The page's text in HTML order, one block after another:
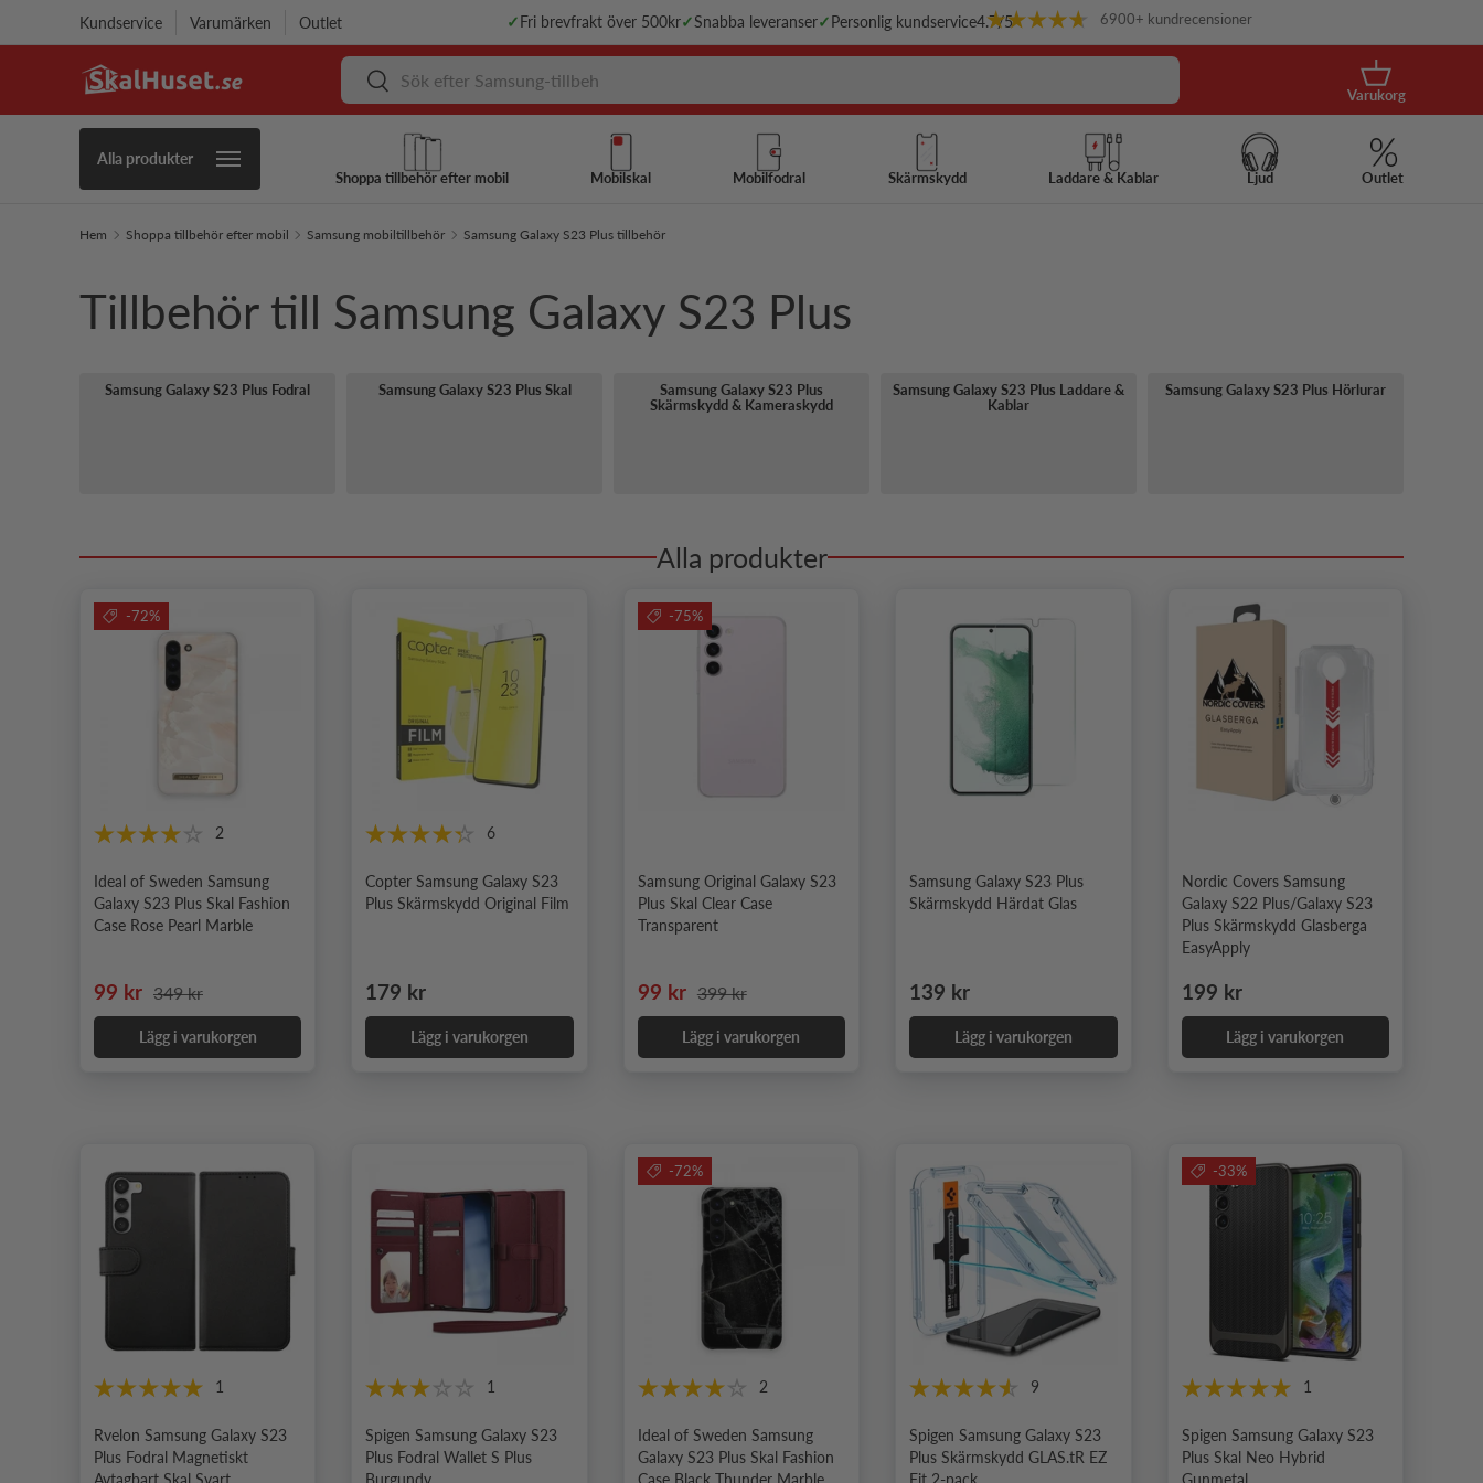
Kundservice Varumärken Outlet ✓ Fri brevfrakt över 500kr✓Snabba leveranser✓ Personlig kundservice4.7/5 6900+ kundrecensioner
Sök Sök
Korg
Varukorg
Alla produkter
Shoppa tillbehör efter mobil Mobilskal Mobilfodral Skärmskydd Laddare & Kablar Ljud Outlet
Hem Shoppa tillbehör efter mobil Samsung mobiltillbehör Samsung Galaxy S23 Plus tillbehör
Tillbehör till Samsung Galaxy S23 Plus
Samsung Galaxy S23 Plus Fodral Samsung Galaxy S23 Plus Skal
Samsung Galaxy S23 Plus
Skärmskydd & Kameraskydd
Samsung Galaxy S23 Plus Laddare &
Kablar
Samsung Galaxy S23 Plus Hörlurar
Alla produkter
-72%
2
Ideal of Sweden Samsung
Galaxy S23 Plus Skal Fashion
Case Rose Pearl Marble
Nedsatt pris
99 kr Ordinarie pris
349 kr
Lägg i varukorgen
6
Copter Samsung Galaxy S23
Plus Skärmskydd Original Film
Ordinarie pris
179 kr
Lägg i varukorgen
-75%
Samsung Original Galaxy S23
Plus Skal Clear Case
Transparent
Nedsatt pris
99 kr Ordinarie pris
399 kr
Lägg i varukorgen
Samsung Galaxy S23 Plus
Skärmskydd Härdat Glas
Ordinarie pris
139 kr
Lägg i varukorgen
Nordic Covers Samsung
Galaxy S22 Plus/Galaxy S23
Plus Skärmskydd Glasberga
EasyApply
Ordinarie pris
199 kr
Lägg i varukorgen
1
Rvelon Samsung Galaxy S23
Plus Fodral Magnetiskt
1
Spigen Samsung Galaxy S23
Plus Fodral Wallet S Plus
-72%
2
Ideal of Sweden Samsung
Galaxy S23 Plus Skal Fashion
9
Spigen Samsung Galaxy S23
Plus Skärmskydd GLAS.tR EZ
-33%
1
Spigen Samsung Galaxy S23
Plus Skal Neo Hybrid